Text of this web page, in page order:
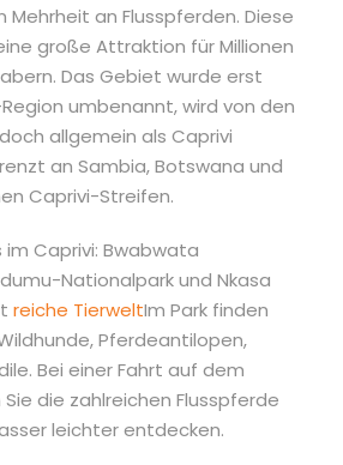
Mehrheit an Flusspferden. Diese
große Attraktion für Millionen
Das Gebiet wurde erst
umbenannt, wird von den
allgemein als Caprivi
an Sambia, Botswana und
Caprivi-Streifen.
im Caprivi: Bwabwata
Nationalpark und Nkasa
reiche TierweltIm Park finden
Pferdeantilopen,
Bei einer Fahrt auf dem
die zahlreichen Flusspferde
leichter entdecken.